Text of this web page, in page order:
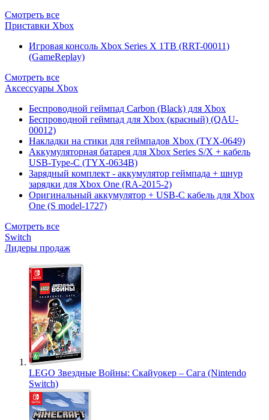
Смотреть все
Приставки Xbox
Игровая консоль Xbox Series X 1TB (RRT-00011)
(GameReplay)
Смотреть все
Аксессуары Xbox
Беспроводной геймпад Carbon (Black) для Xbox
Беспроводной геймпад для Xbox (красный) (QAU-
00012)
Накладки на стики для геймпадов Xbox (TYX-0649)
Аккумуляторная батарея для Xbox Series S/X + кабель
USB-Type-C (TYX-0634B)
Зарядный комплект - аккумулятор геймпада + шнур
зарядки для Xbox One (RA-2015-2)
Оригинальный аккумулятор + USB-C кабель для Xbox
One (S model-1727)
Смотреть все
Switch
Лидеры продаж
LEGO Звездные Войны: Скайуокер – Сага (Nintendo
Switch)